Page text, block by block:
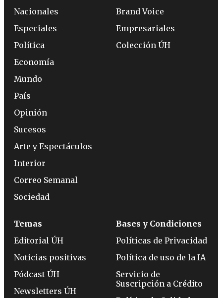
Nacionales
Especiales
Política
Economía
Mundo
País
Opinión
Sucesos
Arte y Espectáculos
Interior
Correo Semanal
Sociedad
Brand Voice
Empresariales
Colección ÚH
Temas
Editorial ÚH
Noticias positivas
Pódcast ÚH
Newsletters ÚH
Bases y Condiciones
Políticas de Privacidad
Política de uso de la IA
Servicio de
Suscripción a Crédito